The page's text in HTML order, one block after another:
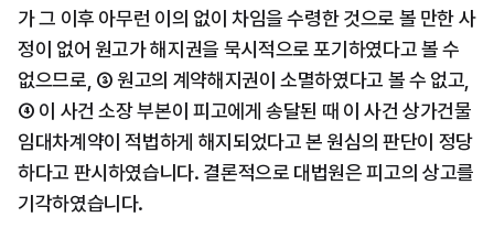
가 그 이후 아무런 이의 없이 차임을 수령한 것으로 볼 만한 사
정이 없어 원고가 해지권을 묵시적으로 포기하였다고 볼 수
없으므로, ③ 원고의 계약해지권이 소멸하였다고 볼 수 없고,
④ 이 사건 소장 부본이 피고에게 송달된 때 이 사건 상가건물
임대차계약이 적법하게 해지되었다고 본 원심의 판단이 정당
하다고 판시하였습니다. 결론적으로 대법원은 피고의 상고를
기각하였습니다.